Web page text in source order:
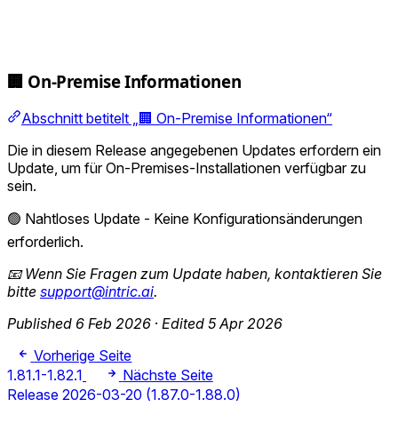
🏢 On-Premise Informationen
Abschnitt betitelt „🏢 On-Premise Informationen“
Die in diesem Release angegebenen Updates erfordern ein
Update, um für On-Premises-Installationen verfügbar zu
sein.
🟢 Nahtloses Update - Keine Konfigurationsänderungen
erforderlich.
📧 Wenn Sie Fragen zum Update haben, kontaktieren Sie
bitte support@intric.ai.
Published 6 Feb 2026 · Edited 5 Apr 2026
Vorherige Seite
1.81.1-1.82.1
Nächste Seite
Release 2026-03-20 (1.87.0-1.88.0)